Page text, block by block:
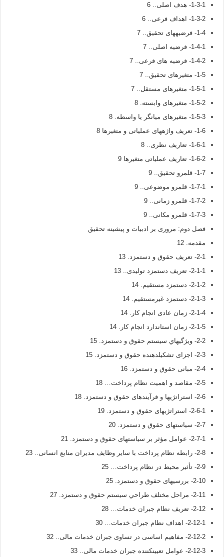
1-3-1- هدف اصلی.. 6
1-3-2- اهداف فرعی.. 6
1-4- فرضیه­های تحقیق.. 7
1-4-1- فرضیه اصلی.. 7
1-4-2- فرضیه های فرعی.. 7
1-5- متغیرهای تحقیق.. 7
1-5-1- متغیرهای مستقل.. 7
1-5-2- متغیرهای وابسته. 8
1-5-3- متغیرهای میانگر یا واسطه. 8
1-6- تعریف واژه­های عملیاتی و متغیرها 8
1-6-1- تعاریف نظری.. 8
1-6-2- تعاریف عملیاتی متغیرها 9
1-7- قلمرو تحقیق.. 9
1-7-1- قلمرو موضوعی.. 9
1-7-2- قلمرو زمانی.. 9
1-7-3- قلمرو مکانی.. 9
فصل دوم: مروری بر ادبيات و پیشینه تحقيق
مقدمه. 12
2-1- تعریف حقوق و دستمزد. 13
2-1-1- تعریف دستمزد تولیدی.. 13
2-1-2- دستمزد مستقیم. 14
2-1-3- دستمزد غیرمستقیم. 14
2-1-4- زمان عادی انجام کار. 14
2-1-5- زمان استاندارد انجام کار. 14
2-2- ويژگي­هاي سيستم حقوق و دستمزد. 15
2-3- اجزای تشکیل­دهنده حقوق و دستمزد. 15
2-4- مبانی حقوق و دستمزد. 16
2-5- مقاصد و اهمیت نظام پرداخت… 18
2-6- استراتژی­ها و فرآیندهای حقوق و دستمزد. 18
2-6-1- استراتژی­های حقوق و دستمزد. 19
2-7- سیاست­های حقوق و دستمزد. 20
2-7-1- عوامل مؤثر بر سیاست­های حقوق و دستمزد. 21
2-8- رابطه نظام پرداخت با سایر وظایف مدیران منابع انسانی.. 23
2-9- تأثیر محیط در نظام پرداخت… 25
2-10- بررسی­های حقوق و دستمزد. 25
2-11- مراحل مختلف طراحي سيستم حقوق و دستمزد. 27
2-12- تعريف نظام جبران خدمات… 28
2-12-1- اهداف نظام جبران خدمات… 30
2-12-2- مفاهيم اساسى در تساوى جبران خدمات مالى.. 32
2-12-3- عوامل تعيين­كننده جبران خدمات مالى.. 33